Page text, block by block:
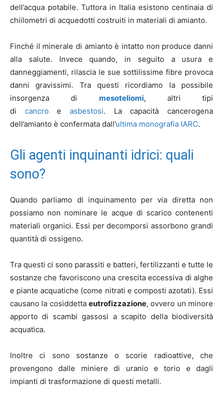
dell’acqua potabile. Tuttora in Italia esistono centinaia di
chiilometri di acquedotti costruiti in materiali di amianto.
Finché il minerale di amianto è intatto non produce danni
alla salute. Invece quando, in seguito a usura e
danneggiamenti, rilascia le sue sottilissime fibre provoca
danni gravissimi. Tra questi ricordiamo la possibile
insorgenza di mesoteliomi, altri tipi
di cancro easbestosi. La capacità cancerogena
dell’amianto è confermata dall’ultima monografia IARC.
Gli agenti inquinanti idrici: quali
sono?
Quando parliamo di inquinamento per via diretta non
possiamo non nominare le acque di scarico contenenti
materiali organici. Essi per decomporsi assorbono grandi
quantità di ossigeno.
Tra questi ci sono parassiti e batteri, fertilizzanti e tutte le
sostanze che favoriscono una crescita eccessiva di alghe
e piante acquatiche (come nitrati e composti azotati). Essi
causano la cosiddetta eutrofizzazione, ovvero un minore
apporto di scambi gassosi a scapito della biodiversità
acquatica.
Inoltre ci sono sostanze o scorie radioattive, che
provengono dalle miniere di uranio e torio e dagli
impianti di trasformazione di questi metalli.